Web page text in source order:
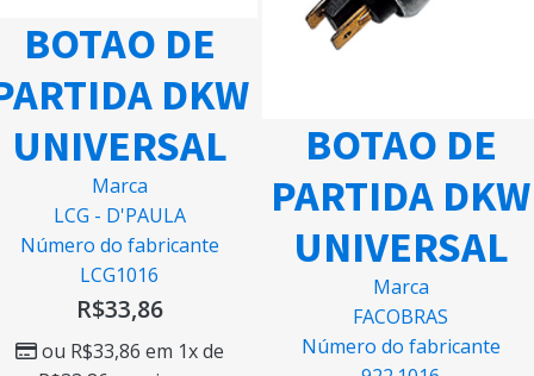
BOTAO DE
DKW
UNIVERSAL
Marca
LCG - D'PAULA
Número do fabricante
LCG1016
R$33,86
ou R$33,86 em 1x de
BOTAO DE
PARTIDA DKW
UNIVERSAL
Marca
FACOBRAS
Número do fabricante